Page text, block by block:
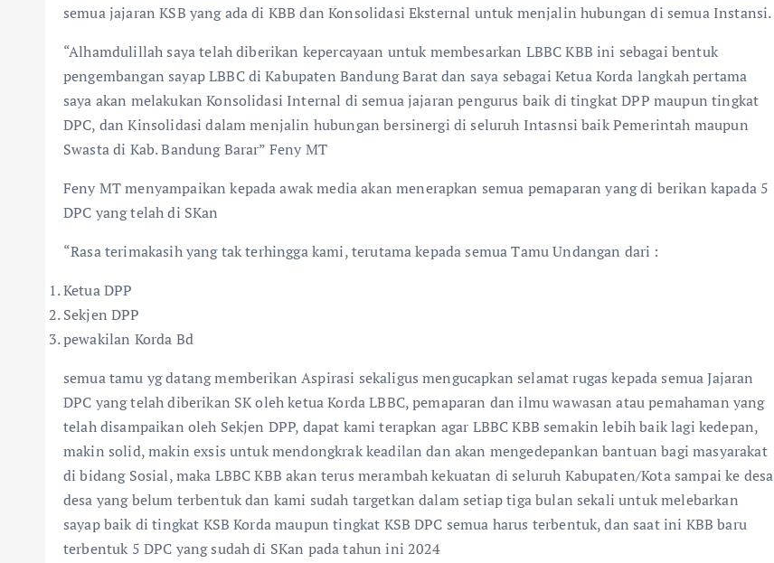
semua jajaran KSB yang ada di KBB dan Konsolidasi Eksternal untuk menjalin hubungan di semua Instansi.
“Alhamdulillah saya telah diberikan kepercayaan untuk membesarkan LBBC KBB ini sebagai bentuk
pengembangan sayap LBBC di Kabupaten Bandung Barat dan saya sebagai Ketua Korda langkah pertama
saya akan melakukan Konsolidasi Internal di semua jajaran pengurus baik di tingkat DPP maupun tingkat
DPC, dan Kinsolidasi dalam menjalin hubungan bersinergi di seluruh Intasnsi baik Pemerintah maupun
Swasta di Kab. Bandung Barar” Feny MT
Feny MT menyampaikan kepada awak media akan menerapkan semua pemaparan yang di berikan kapada 5
DPC yang telah di SKan
“Rasa terimakasih yang tak terhingga kami, terutama kepada semua Tamu Undangan dari :
Ketua DPP
Sekjen DPP
pewakilan Korda Bd
semua tamu yg datang memberikan Aspirasi sekaligus mengucapkan selamat rugas kepada semua Jajaran
DPC yang telah diberikan SK oleh ketua Korda LBBC, pemaparan dan ilmu wawasan atau pemahaman yang
telah disampaikan oleh Sekjen DPP, dapat kami terapkan agar LBBC KBB semakin lebih baik lagi kedepan,
makin solid, makin exsis untuk mendongkrak keadilan dan akan mengedepankan bantuan bagi masyarakat
di bidang Sosial, maka LBBC KBB akan terus merambah kekuatan di seluruh Kabupaten/Kota sampai ke desa
desa yang belum terbentuk dan kami sudah targetkan dalam setiap tiga bulan sekali untuk melebarkan
sayap baik di tingkat KSB Korda maupun tingkat KSB DPC semua harus terbentuk, dan saat ini KBB baru
terbentuk 5 DPC yang sudah di SKan pada tahun ini 2024